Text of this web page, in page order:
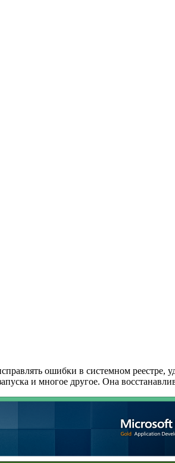
ошибки в системном
и многое другое. Она